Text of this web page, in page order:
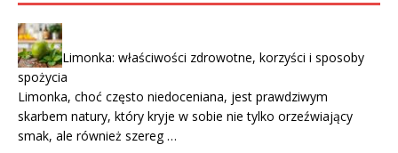
Limonka: właściwości zdrowotne, korzyści i sposoby
spożycia
Limonka, choć często niedoceniana, jest prawdziwym
skarbem natury, który kryje w sobie nie tylko orzeźwiający
smak, ale również szereg …